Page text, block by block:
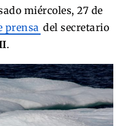
miércoles, 27 de
prensa del secretario
.